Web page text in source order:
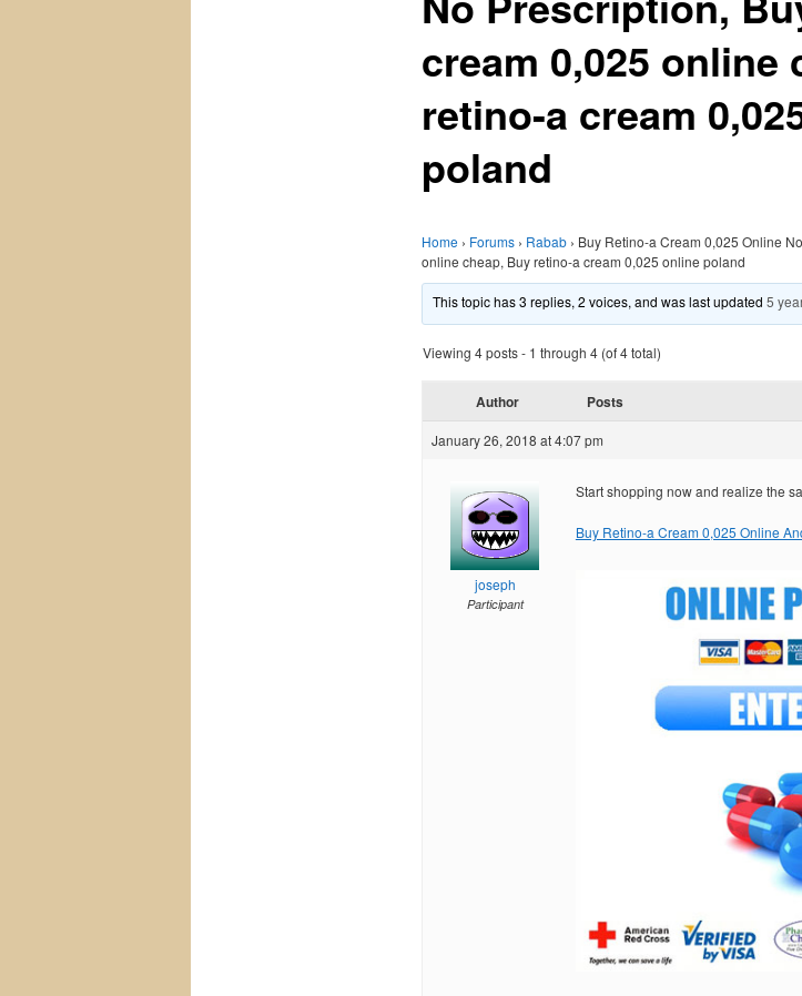
cream 0,025 online
retino-a cream
poland
Home › Forums › Rabab › Buy Retino-a Cream 0,025 Online
online cheap, Buy retino-a cream 0,025 online poland
This topic has 3 replies, 2 voices, and was last updated5
Viewing 4 posts - 1 through 4 (of 4 total)
Author Posts
January 26, 2018 at 4:07 pm
joseph
Participant
Start shopping now and realize the
Buy Retino-a Cream 0,025 Online